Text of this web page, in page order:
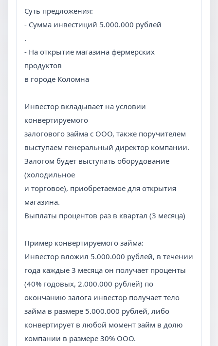
Суть предложения:
- Сумма инвестиций 5.000.000 рублей
.
- На открытие магазина фермерских
продуктов
в городе Коломна
Инвестор вкладывает на условии
конвертируемого
залогового займа с ООО, также поручителем
выступаем генеральный директор компании.
Залогом будет выступать оборудование
(холодильное
и торговое), приобретаемое для открытия
магазина.
Выплаты процентов раз в квартал (3 месяца)
Пример конвертируемого займа:
Инвестор вложил 5.000.000 рублей, в течении
года каждые 3 месяца он получает проценты
(40% годовых, 2.000.000 рублей) по
окончанию залога инвестор получает тело
займа в размере 5.000.000 рублей, либо
конвертирует в любой момент займ в долю
компании в размере 30% ООО.